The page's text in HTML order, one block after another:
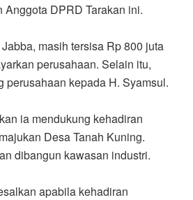
Anggota DPRD Tarakan ini.
masih tersisa Rp 800 juta
perusahaan. Selain itu,
perusahaan kepada H. Syamsul.
ia mendukung kehadiran
Desa Tanah Kuning.
dibangun kawasan industri.
apabila kehadiran